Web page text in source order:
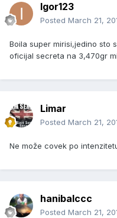
Igor123
Posted March 21,
Boila super mirisi,jedino sto
oficijal secreta na 3,470gr
Limar
Posted March 21,
Ne može covek po
hanibalccc
Posted March 21,